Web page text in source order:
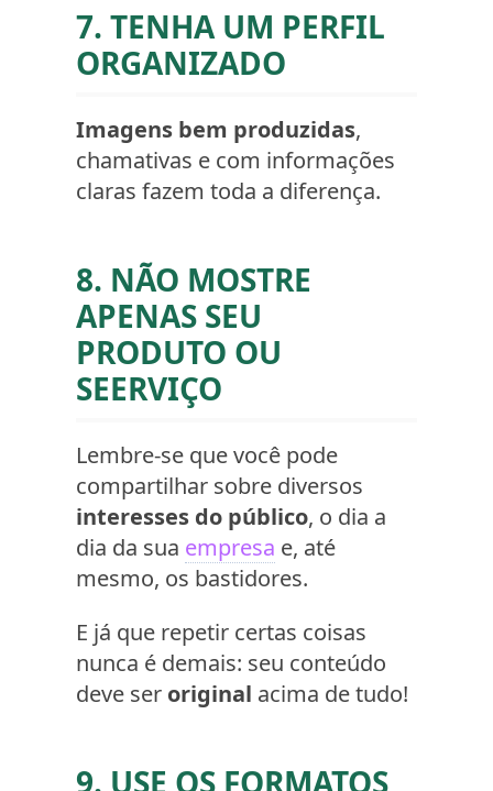
7. TENHA UM PERFIL
ORGANIZADO
Imagens bem produzidas,
chamativas e com informações
claras fazem toda a diferença.
8. NÃO MOSTRE
APENAS SEU
PRODUTO OU
SEERVIÇO
Lembre-se que você pode
compartilhar sobre diversos
interesses do público, o dia a
dia da sua empresa e, até
mesmo, os bastidores.
E já que repetir certas coisas
nunca é demais: seu conteúdo
deve ser original acima de tudo!
9. USE OS FORMATOS